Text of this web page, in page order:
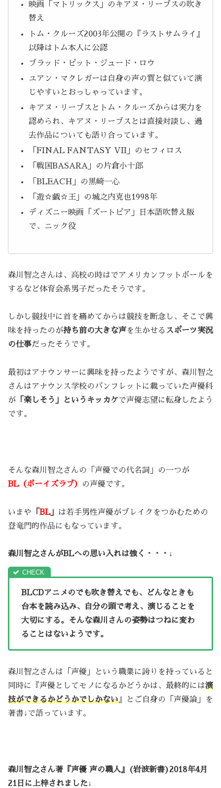
映画「マトリックス」のキアヌ・リーブスの吹き
替え
トム・クルーズ2003年公開の『ラストサムライ』
以降はトム本人に公認
ブラッド・ピット・ジュード・ロウ
ユアン・マクレガーは自身の声の質と似ていて演
じやすいとおっしゃっています。
キアヌ・リーブスとトム・クルーズからは実力を
認められ、キアヌ・リーブスとは直接対談し、過
去作品についても語り合っています。
「FINAL FANTASY VII」のセフィロス
「戦国BASARA」の片倉小十郎
「BLEACH」の黒崎一心
「遊☆戯☆王」の城之内克也1998年
ディズニー映画「ズートピア」日本語吹替え版
で、ニック役
森川智之さんは、高校の時はでアメリカンフットボールを
するなど体育会系男子だったそうです。
しかし競技中に首を痛めてからは競技を断念し、そこで興
味を持ったのが持ち前の大きな声 を生かせる スポーツ実況
の仕事だったそうです。
最初はアナウンサーに興味を持ったようですが、森川智之
さんはアナウンス学校のパンフレットに載っていた声優科
が 「楽しそう」というキッカケで声優志望に転身したよう
です。
そんな森川智之さんの「声優での代名詞」の一つが
BL（ボーイズラブ）
の声優です。
いまや 「 BL」
は若手男性声優がブレイクをつかむための
登竜門的作品にもなっています。
森川智之さんがBLへの思い入れは強く・・・↓
BLCDアニメのでも吹き替えでも、どんなときも
台本を読み込み、自分の頭で考え、演じることを
大切にする。そんな森川さんの姿勢はつねに変わ
ることはないようです。
森川智之さんは「声優」という職業に誇りを持っていると
同時に『声優としてモノになるかどうかは、最終的には演
技ができるかどうかでしかない』とご自身の「声優論」を
著書↓で語っています。
森川智之さん著『声優 声の職人』(岩波新書)2018年4月
21日に上梓されました↓